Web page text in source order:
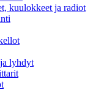
kuulokkeet ja radiot
lyhdyt